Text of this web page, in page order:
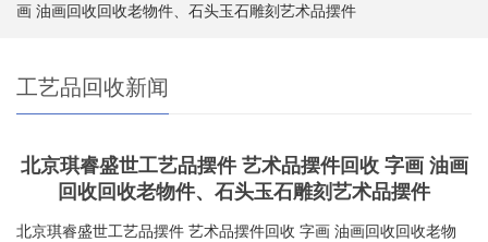
画 油画回收回收老物件、石头玉石雕刻艺术品摆件
工艺品回收新闻
北京琪睿盛世工艺品摆件 艺术品摆件回收 字画 油画
回收回收老物件、石头玉石雕刻艺术品摆件
北京琪睿盛世工艺品摆件 艺术品摆件回收 字画 油画回收回收老物